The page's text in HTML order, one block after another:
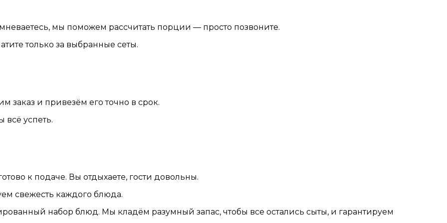
мы поможем рассчитать порции — просто позвоните.
только за выбранные сеты.
заказ и привезём его точно в срок.
успеть.
к подаче. Вы отдыхаете, гости довольны.
свежесть каждого блюда.
набор блюд. Мы кладём разумный запас, чтобы все остались сыты, и гарантируем